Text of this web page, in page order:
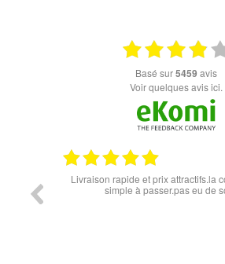
basé sur5459 avis
Voir quelques avis ici.
Super lunette merci pour les